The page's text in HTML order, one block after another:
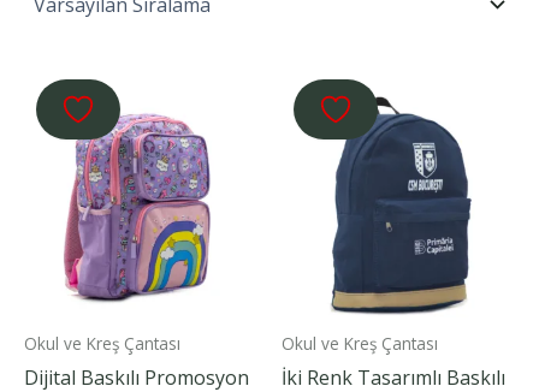
Okul ve Kreş Çantası
Dijital Baskılı Promosyon
Okul ve Kreş Çantası
İki Renk Tasarımlı Baskılı